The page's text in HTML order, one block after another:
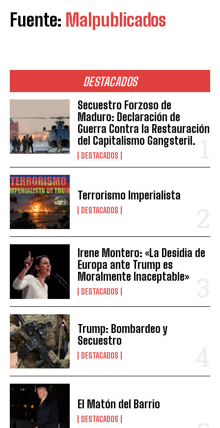
DESTACADOS
Secuestro Forzoso de
Maduro: Declaración de
Guerra Contra la Restauración
del Capitalismo Gangsteril.
DESTACADOS
Terrorismo Imperialista
DESTACADOS
Irene Montero: «La Desidia de
Europa ante Trump es
Moralmente Inaceptable»
DESTACADOS
Trump: Bombardeo y
Secuestro
DESTACADOS
El Matón del Barrio
DESTACADOS
Fuente: Malpublicados